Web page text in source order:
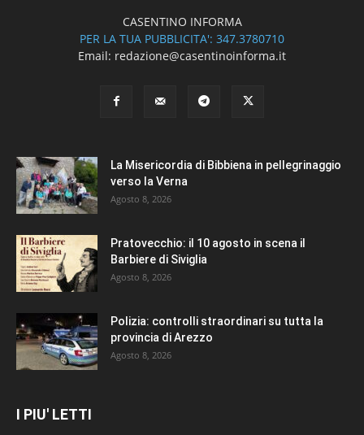
CASENTINO INFORMA
PER LA TUA PUBBLICITA': 347.3780710
Email: redazione@casentinoinforma.it
La Misericordia di Bibbiena in pellegrinaggio
verso la Verna
Agosto 8, 2026
Pratovecchio: il 10 agosto in scena il
Barbiere di Siviglia
Agosto 8, 2026
Polizia: controlli straordinari su tutta la
provincia di Arezzo
Agosto 8, 2026
I PIU' LETTI